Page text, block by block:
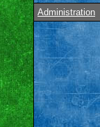
Administration